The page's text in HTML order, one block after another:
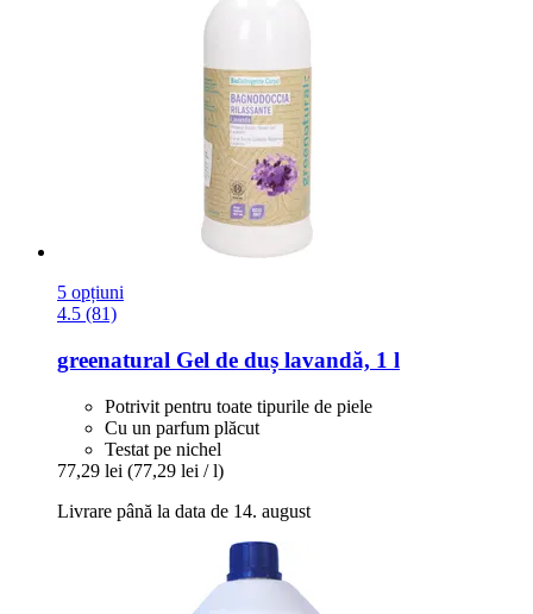
5 opțiuni
4.5 (81)
greenatural Gel de duș lavandă, 1 l
Potrivit pentru toate tipurile de piele
Cu un parfum plăcut
Testat pe nichel
77,29 lei (77,29 lei / l)
Livrare până la data de 14. august